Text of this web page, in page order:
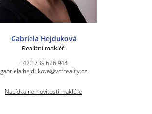
Gabriela Hejduková
Realitní makléř
+420 739 626 944
gabriela.hejdukova@vdfreality.cz
Nabídka nemovitostí makléře